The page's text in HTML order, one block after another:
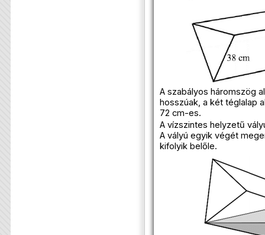
A szabályos háromszög
hosszúak, a két téglalap
72 cm-es.
A vízszintes helyzetű
A vályú egyik végét
kifolyik belőle.